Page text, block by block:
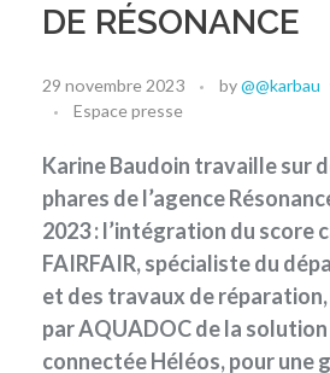
DE RÉSONANCE
29 novembre 2023 by@@karbau
Espace presse
Karine Baudoin travaille sur
phares de l’agence
2023 : l’intégration du score
FAIRFAIR, spécialiste du
et des travaux de
par AQUADOC de la
connectée Héléos, pour une